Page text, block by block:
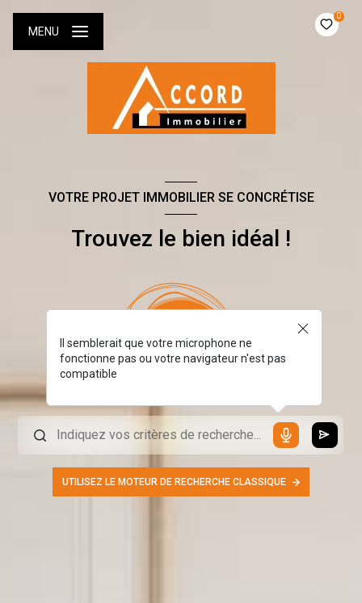
0
MENU
VOTRE PROJET IMMOBILIER SE CONCRÉTISE
Trouvez le bien idéal !
Il semblerait que votre microphone ne
fonctionne pas ou votre navigateur n'est pas
compatible
UTILISEZ LE MOTEUR DE RECHERCHE CLASSIQUE